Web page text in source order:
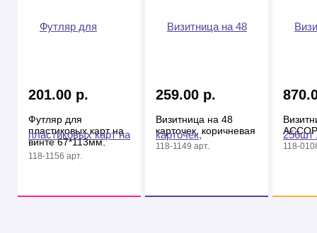
201.00 р.
Футляр для
пластиковых карт на
винте 67*113мм,
фиолетовый
118-1156 арт.
259.00 р.
Визитница на 48
карточек, коричневая
118-1149 арт. 118-